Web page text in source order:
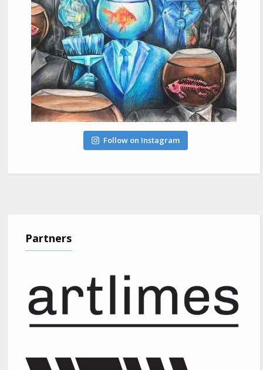
Follow on Instagram
Partners